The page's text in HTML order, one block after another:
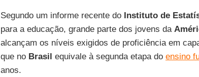
Segundo um informe recente do Instituto de
para a educação, grande parte dos jovens da
alcançam os níveis exigidos de proficiência em
que no Brasil equivale à segunda etapa do ensino
anos.